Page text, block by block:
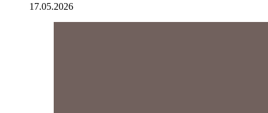
17.05.2026